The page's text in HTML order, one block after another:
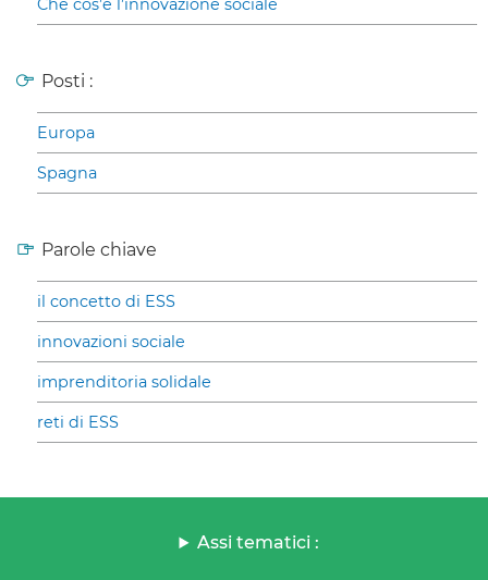
Che cos’è l’innovazione sociale
Posti :
Europa
Spagna
Parole chiave
il concetto di ESS
innovazioni sociale
imprenditoria solidale
reti di ESS
Assi tematici :